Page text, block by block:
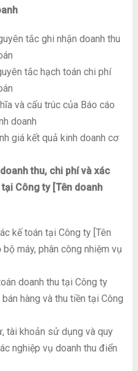
tắc ghi nhận doanh thu
tắc hạch toán chi phí
và cấu trúc của Báo cáo
doanh
giá kết quả kinh doanh cơ
thu, chi phí và xác
Công ty [Tên doanh
kế toán tại Công ty [Tên
máy, phân công nhiệm vụ
doanh thu tại Công ty
bán hàng và thu tiền tại Công
tài khoản sử dụng và quy
nghiệp vụ doanh thu điển